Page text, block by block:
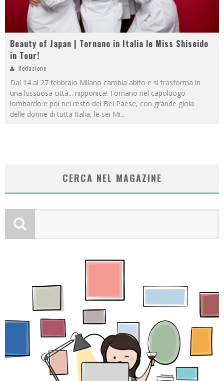
Beauty of Japan | Tornano in Italia le Miss Shiseido
in Tour!
Redazione
Dal 14 al 27 febbraio Milano cambia abito e si trasforma in
una lussuosa città... nipponica! Tornano nel capoluogo
lombardo e poi nel resto del Bel Paese, con grande gioia
delle donne di tutta Italia, le sei Mi...
CERCA NEL MAGAZINE